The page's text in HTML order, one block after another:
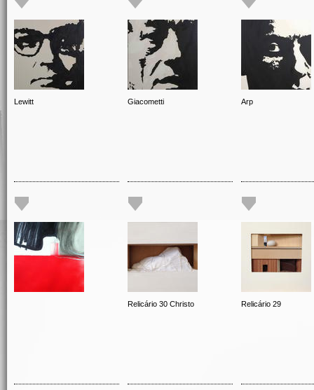
Lewitt Giacometti Arp
Relicário 30 Christo Relicário 29